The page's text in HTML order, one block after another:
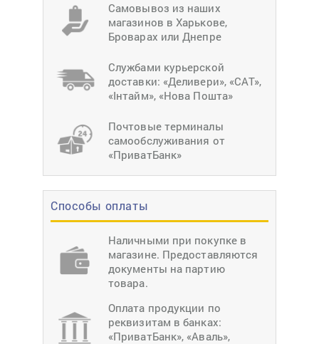
Самовывоз из наших
магазинов в Харькове,
Броварах или Днепре
Службами курьерской
доставки: «Деливери», «САТ»,
«Інтайм», «Нова Пошта»
Почтовые терминалы
самообслуживания от
«ПриватБанк»
Способы оплаты
Наличными при покупке в
магазине. Предоставляются
документы на партию
товара.
Оплата продукции по
реквизитам в банках:
«ПриватБанк», «Аваль»,